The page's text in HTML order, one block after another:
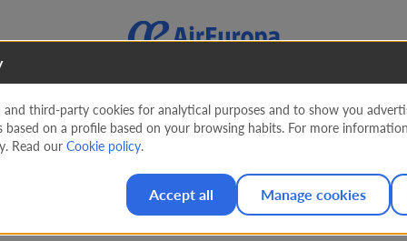
Ciudad de México a
third-party cookies for analytical purposes and to show you
based on a profile based on your browsing habits. For more
Read our Cookie policy.
Accept all Manage cookies